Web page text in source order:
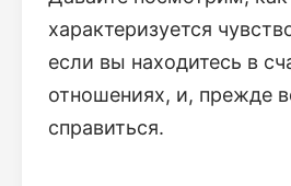
характеризуется
если вы находитесь в
отношениях, и, прежде
справиться.